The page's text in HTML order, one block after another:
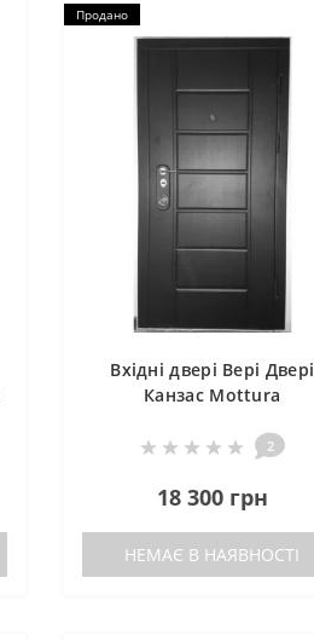
Продано
Вхідні двері Вері Двері
Канзас Mottura
2
18 300 грн
НЕМАЄ В НАЯВНОСТІ